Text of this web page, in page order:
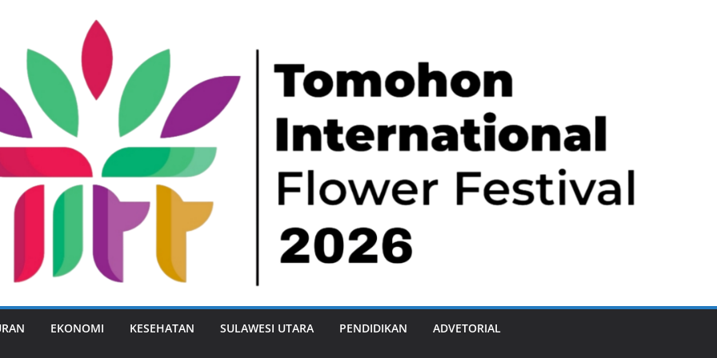
EKONOMI KESEHATAN SULAWESI UTARA PENDIDIKAN ADVETORIAL